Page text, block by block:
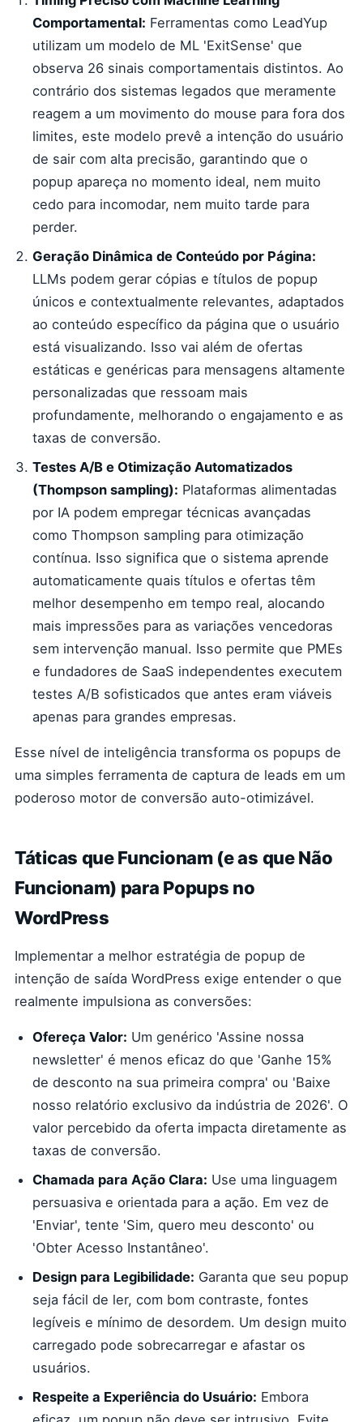
Comportamental: Ferramentas como LeadYup
utilizam um modelo de ML 'ExitSense' que
observa 26 sinais comportamentais distintos. Ao
contrário dos sistemas legados que meramente
reagem a um movimento do mouse para fora dos
limites, este modelo prevê a intenção do usuário
de sair com alta precisão, garantindo que o
popup apareça no momento ideal, nem muito
cedo para incomodar, nem muito tarde para
perder.
Geração Dinâmica de Conteúdo por Página:
LLMs podem gerar cópias e títulos de popup
únicos e contextualmente relevantes, adaptados
ao conteúdo específico da página que o usuário
está visualizando. Isso vai além de ofertas
estáticas e genéricas para mensagens altamente
personalizadas que ressoam mais
profundamente, melhorando o engajamento e as
taxas de conversão.
Testes A/B e Otimização Automatizados
(Thompson sampling): Plataformas alimentadas
por IA podem empregar técnicas avançadas
como Thompson sampling para otimização
contínua. Isso significa que o sistema aprende
automaticamente quais títulos e ofertas têm
melhor desempenho em tempo real, alocando
mais impressões para as variações vencedoras
sem intervenção manual. Isso permite que PMEs
e fundadores de SaaS independentes executem
testes A/B sofisticados que antes eram viáveis
apenas para grandes empresas.
Esse nível de inteligência transforma os popups de
uma simples ferramenta de captura de leads em um
poderoso motor de conversão auto-otimizável.
Táticas que Funcionam (e as que Não
Funcionam) para Popups no
WordPress
Implementar a melhor estratégia de popup de
intenção de saída WordPress exige entender o que
realmente impulsiona as conversões:
Ofereça Valor: Um genérico 'Assine nossa
newsletter' é menos eficaz do que 'Ganhe 15%
de desconto na sua primeira compra' ou 'Baixe
nosso relatório exclusivo da indústria de 2026'. O
valor percebido da oferta impacta diretamente as
taxas de conversão.
Chamada para Ação Clara: Use uma linguagem
persuasiva e orientada para a ação. Em vez de
'Enviar', tente 'Sim, quero meu desconto' ou
'Obter Acesso Instantâneo'.
Design para Legibilidade: Garanta que seu popup
seja fácil de ler, com bom contraste, fontes
legíveis e mínimo de desordem. Um design muito
carregado pode sobrecarregar e afastar os
usuários.
Respeite a Experiência do Usuário: Embora